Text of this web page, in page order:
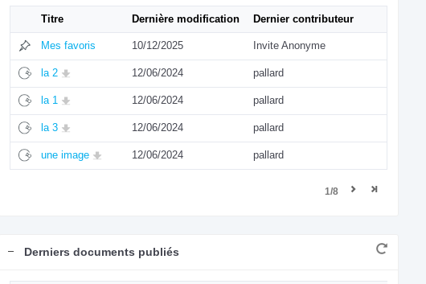
Titre Dernière modification Dernier contributeur
Mes favoris 10/12/2025 Invite Anonyme
la 2 12/06/2024 pallard
la 1 12/06/2024 pallard
la 3 12/06/2024 pallard
une image 12/06/2024 pallard
1/8
Derniers documents publiés